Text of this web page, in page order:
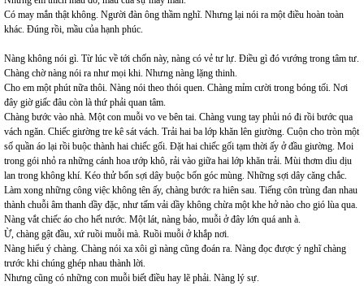
Có may mắn thật không. Người đàn ông thầm nghĩ. Nhưng lại nói ra một điều hoàn toàn
khác. Đúng rồi, mầu của hạnh phúc.
Nàng không nói gì. Từ lúc về tới chốn này, nàng có vẻ tư lự. Điều gì đó vướng trong tâm tư.
Chàng chờ nàng nói ra như mọi khi. Nhưng nàng lặng thinh.
Cho em một phút nữa thôi. Nàng nói theo thói quen. Chàng mỉm cười trong bóng tối. Nơi
đây giờ giấc đâu còn là thứ phải quan tâm.
Chàng bước vào nhà. Một con muỗi vo ve bên tai. Chàng vung tay phủi nó đi rồi bước qua
vách ngăn. Chiếc giường tre kê sát vách. Trải hai ba lớp khăn lên giường. Cuộn cho tròn một
số quần áo lại rồi buộc thành hai chiếc gối. Đặt hai chiếc gối tạm thời ấy ở đầu giường. Moi
trong gói nhỏ ra những cánh hoa ướp khô, rải vào giữa hai lớp khăn trải. Mùi thơm dìu dịu
lan trong không khí. Kéo thử bốn sợi dây buộc bốn góc mùng. Những sợi dây căng chắc.
Làm xong những công việc không tên ấy, chàng bước ra hiên sau. Tiếng côn trùng đan nhau
thành chuỗi âm thanh dầy đặc, như tấm vải dầy không chừa một khe hở nào cho gió lùa qua.
Nàng vắt chiếc áo cho hết nước. Một lát, nàng bảo, muỗi ở đây lớn quá anh à.
Ừ, chàng gật đầu, xứ ruồi muỗi mà. Ruồi muỗi ở khắp nơi.
Nàng hiểu ý chàng. Chàng nói xa xôi gì nàng cũng đoán ra. Nàng đọc được ý nghĩ chàng
trước khi chúng ghép nhau thành lời.
Nhưng cũng có những con muỗi biết đìều hay lẽ phải. Nàng lý sự.